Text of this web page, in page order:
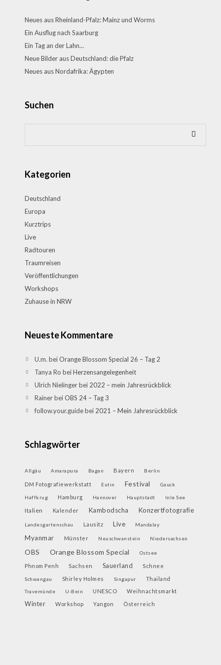
Neues aus Rheinland-Pfalz: Mainz und Worms
Ein Ausflug nach Saarburg
Ein Tag an der Lahn…
Neue Bilder aus Deutschland: die Pfalz
Neues aus Nordafrika: Ägypten
Suchen
Kategorien
Deutschland
Europa
Kurztrips
Live
Radtouren
Traumreisen
Veröffentlichungen
Workshops
Zuhause in NRW
Neueste Kommentare
U.m. beiOrange Blossom Special 26 – Tag 2
Tanya Ro beiHerzensangelegenheit
Ulrich Nielingerbei 2022 – mein Jahresrückblick
RainerbeiOBS 24 – Tag 3
follow.your.guidebei 2021 – Mein Jahresrückblick
Schlagwörter
Allgäu Amarapura Bagan Bayern Berlin
DM Fotografiewerkstatt Eutin Festival Gauck
Haffkrug Hamburg Hannover Hauptstadt Inle See
Italien Kalender Kambodscha Konzertfotografie
Landesgartenschau Lausitz Live Mandalay
Myanmar Münster Neuschwanstein Niedersachsen
OBS Orange Blossom Special Ostsee
Phnom Penh Sachsen Sauerland Schnee
Schwangau Shirley Holmes Singapur Thailand
Travemünde U-Bein UNESCO Weihnachtsmarkt
Winter Workshop Yangon Österreich